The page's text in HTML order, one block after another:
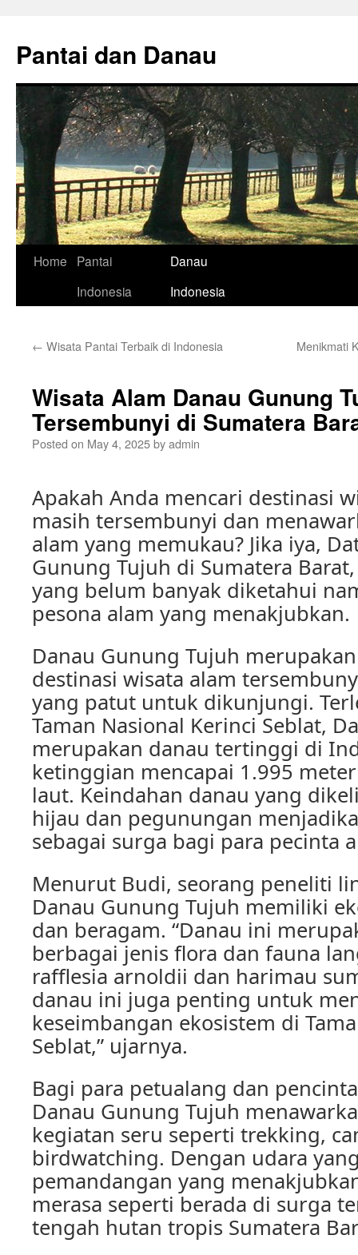
content
Pantai dan Danau
Home
Pantai
Indonesia
Danau
Indonesia
← Wisata Pantai Terbaik di Indonesia Menikmati
Wisata Alam Danau Gunung
Tersembunyi di Sumatera
Posted on May 4, 2025byadmin
Apakah Anda mencari destinasi
masih tersembunyi dan
alam yang memukau? Jika iya,
Gunung Tujuh di Sumatera
yang belum banyak diketahui
pesona alam yang menakjubkan.
Danau Gunung Tujuh
destinasi wisata alam
yang patut untuk dikunjungi.
Taman Nasional Kerinci Seblat,
merupakan danau tertinggi di
ketinggian mencapai 1.995
laut. Keindahan danau yang
hijau dan pegunungan
sebagai surga bagi para pecinta
Menurut Budi, seorang peneliti
Danau Gunung Tujuh memiliki
dan beragam. “Danau ini
berbagai jenis flora dan fauna
rafflesia arnoldii dan harimau
danau ini juga penting untuk
keseimbangan ekosistem di
Seblat,” ujarnya.
Bagi para petualang dan
Danau Gunung Tujuh
kegiatan seru seperti trekking,
birdwatching. Dengan udara
pemandangan yang
merasa seperti berada di surga
tengah hutan tropis Sumatera